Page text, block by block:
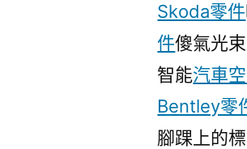
Skoda零件
件傻氣光
智能汽車
Bentley零
腳踝上的